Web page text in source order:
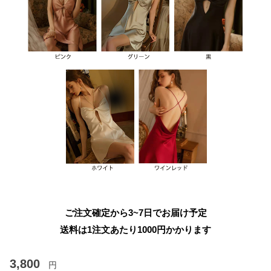
ご注文確定から3~7日でお届け予定
送料は1注文あたり 1000円かかります
3,800 円